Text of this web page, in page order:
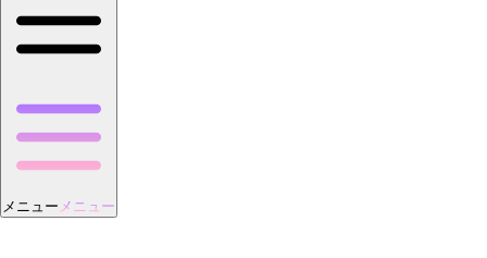
メニュー メニュー